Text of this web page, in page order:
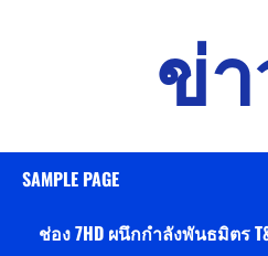
ข่
SAMPLE PAGE
ช่อง 7HD ผนึกกำลังพันธมิตร